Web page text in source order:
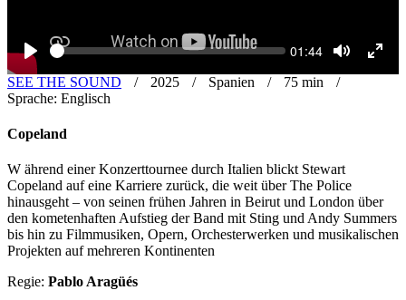
Play
Seek Current
01:44
SEE THE SOUND 2025 Spanien
75 min
Sprache: Englisch
Copeland
W ährend einer Konzerttournee durch Italien blickt Stewart
Copeland auf eine Karriere zurück, die weit über The Police
hinausgeht – von seinen frühen Jahren in Beirut und London über
den kometenhaften Aufstieg der Band mit Sting und Andy Summers
bis hin zu Filmmusiken, Opern, Orchesterwerken und musikalischen
Projekten auf mehreren Kontinenten
Regie: Pablo Aragüés